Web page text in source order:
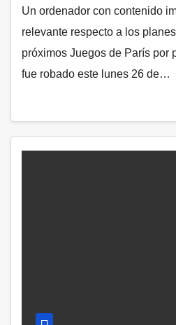
Un ordenador con contenido
relevante respecto a los
próximos Juegos de París por
fue robado este lunes 26 de…